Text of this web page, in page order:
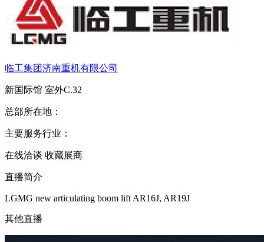
临工集团济南重机有限公司
新国际馆 室外C.32
总部所在地：
主要服务行业：
在线洽谈 收藏展商
直播简介
LGMG new articulating boom lift AR16J, AR19J
其他直播